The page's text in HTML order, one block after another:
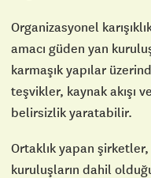
Organizasyonel
amacı güden yan
karmaşık yapılar
teşvikler, kaynak akışı
belirsizlik yaratabilir.
Ortaklık yapan
kuruluşların dahil